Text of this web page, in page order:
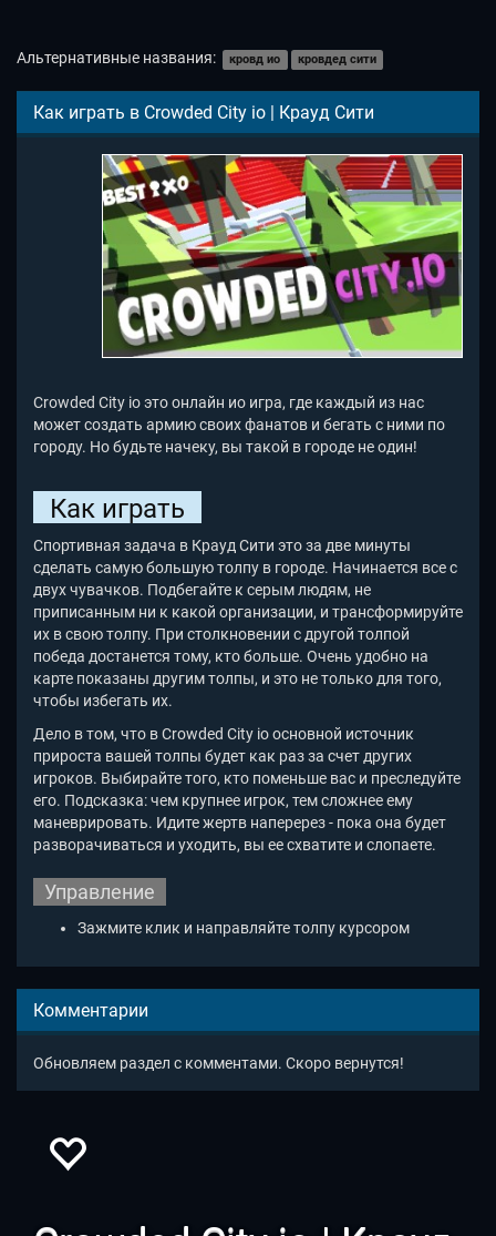
Альтернативные названия: кровд ио кровдед сити
Как играть в Crowded City io | Крауд Сити
Crowded City io это онлайн ио игра, где каждый из нас
может создать армию своих фанатов и бегать с ними по
городу. Но будьте начеку, вы такой в городе не один!
Как играть
Спортивная задача в Крауд Сити это за две минуты
сделать самую большую толпу в городе. Начинается все с
двух чувачков. Подбегайте к серым людям, не
приписанным ни к какой организации, и трансформируйте
их в свою толпу. При столкновении с другой толпой
победа достанется тому, кто больше. Очень удобно на
карте показаны другим толпы, и это не только для того,
чтобы избегать их.
Дело в том, что в Crowded City ioосновной источник
прироста вашей толпы будет как раз за счет других
игроков. Выбирайте того, кто поменьше вас и преследуйте
его. Подсказка: чем крупнее игрок, тем сложнее ему
маневрировать. Идите жертв наперерез - пока она будет
разворачиваться и уходить, вы ее схватите и слопаете.
Управление
Зажмите клик и направляйте толпу курсором
Комментарии
Обновляем раздел с комментами. Скоро вернутся!